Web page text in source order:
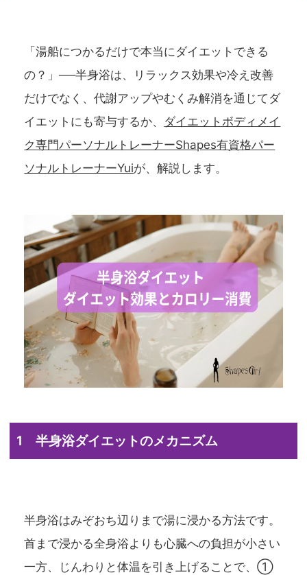
「湯船につかるだけで本当にダイエットできる
の？」──半身浴は、リラックス効果や冷え改善
だけでなく、代謝アップやむくみ解消を通じてダ
イエットにも寄与するか、 ダイエットボディメイ
ク専門パーソナルトレーナーShapes有資格パー
ソナルトレーナーYuiが、解説します。
1 半身浴ダイエットのメカニズム
半身浴はみぞおち辺りまで湯に浸かる方法です。
首まで浸かる全身浴よりも心臓への負担が小さい
一方、じんわりと体温を引き上げることで、①